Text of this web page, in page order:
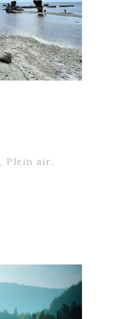
, Plein air,